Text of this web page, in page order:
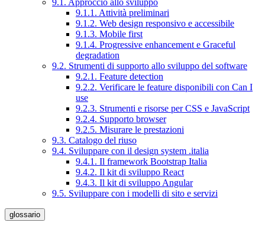
9.1. Approccio allo sviluppo
9.1.1. Attività preliminari
9.1.2. Web design responsivo e accessibile
9.1.3. Mobile first
9.1.4. Progressive enhancement e Graceful
degradation
9.2. Strumenti di supporto allo sviluppo del software
9.2.1. Feature detection
9.2.2. Verificare le feature disponibili con Can I
use
9.2.3. Strumenti e risorse per CSS e JavaScript
9.2.4. Supporto browser
9.2.5. Misurare le prestazioni
9.3. Catalogo del riuso
9.4. Sviluppare con il design system .italia
9.4.1. Il framework Bootstrap Italia
9.4.2. Il kit di sviluppo React
9.4.3. Il kit di sviluppo Angular
9.5. Sviluppare con i modelli di sito e servizi
glossario